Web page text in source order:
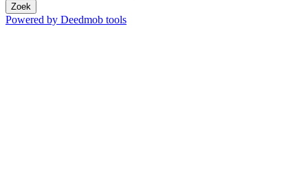
Zoek
Powered by Deedmob tools